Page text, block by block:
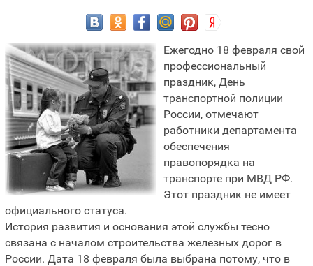
Ежегодно 18 февраля свой
профессиональный
праздник, День
транспортной полиции
России, отмечают
работники департамента
обеспечения
правопорядка на
транспорте при МВД РФ.
Этот праздник не имеет
официального статуса.
История развития и основания этой службы тесно
связана с началом строительства железных дорог в
России. Дата 18 февраля была выбрана потому, что в